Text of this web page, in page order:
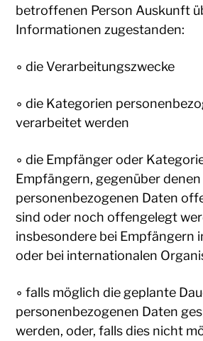
betroffenen Person Auskunft
Informationen zugestanden:
◦ die Verarbeitungszwecke
◦ die Kategorien
verarbeitet werden
◦ die Empfänger oder
Empfängern, gegenüber denen
personenbezogenen Daten
sind oder noch offengelegt
insbesondere bei Empfängern
oder bei internationalen
◦ falls möglich die geplante
personenbezogenen Daten
werden, oder, falls dies nicht